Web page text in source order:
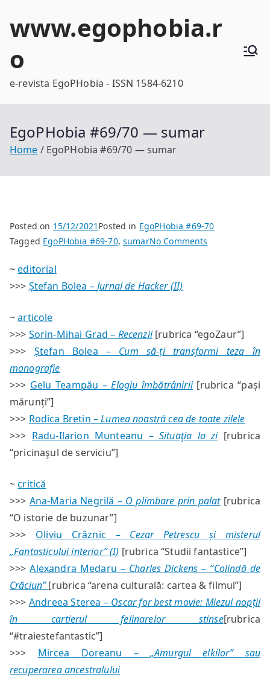
www.egophobia.r
o
e-revista EgoPHobia - ISSN 1584-6210
EgoPHobia #69/70 — sumar
Home EgoPHobia #69/70 — sumar
Posted on 15/12/2021 Posted in EgoPHobia #69-70
Tagged EgoPHobia #69-70,sumarNo Comments
~editorial
>>> Ștefan Bolea –Jurnal de Hacker (II)
~articole
>>> Sorin-Mihai Grad – Recenzii[rubrica “egoZaur”]
>>> Ștefan Bolea – Cum să-ți transformi teza în
monografie
>>> Gelu Teampău –Elogiu îmbătrânirii[rubrica “pași
mărunți”]
>>> Rodica Bretin –Lumea noastră cea de toate zilele
>>> Radu-Ilarion Munteanu – Situaţia la zi[rubrica
“pricinaşul de serviciu”]
~critică
>>> Ana-Maria Negrilă – O plimbare prin palat[rubrica
“O istorie de buzunar”]
>>> Oliviu Crâznic – Cezar Petrescu și misterul
„Fantasticului interior” (I) [rubrica “Studii fantastice”]
>>>Alexandra Medaru – Charles Dickens – “Colindă de
Crăciun” [rubrica “arena culturală: cartea & filmul”]
>>> Andreea Sterea – Oscar for best movie: Miezul nopții
în cartierul felinarelor stinse[rubrica
“#traiestefantastic”]
>>> Mircea Doreanu – „Amurgul elkilor” sau
recuperarea ancestralului